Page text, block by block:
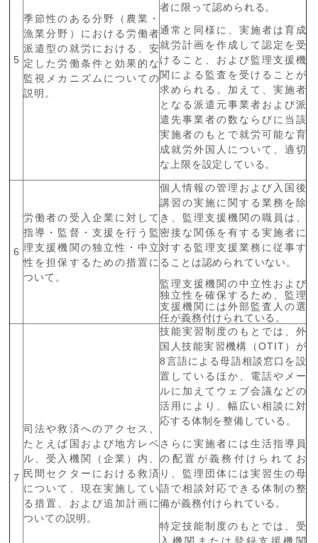
5
季節性のある分野（農業・
漁業分野）における労働者
派遣型の就労における、安
定した労働条件と効果的な
監視メカニズムについての
説明。
者に限って認められる。
通常と同様に、実施者は育成
就労計画を作成して認定を受
けること、および監理支援機
関による監査を受けることが
求められる。加えて、実施者
となる派遣元事業者および派
遣先事業者の数ならびに当該
実施者のもとで就労可能な育
成就労外国人について、適切
な上限を設定している。
6
労働者の受入企業に対して
指導・監督・支援を行う監
理支援機関の独立性・中立
性を担保するための措置に
ついて。
個人情報の管理および入国後
講習の実施に関する業務を除
き、監理支援機関の職員は、
密接な関係を有する実施者に
対する監理支援業務に従事す
ることは認められていない。
監理支援機関の中立性および
独立性を確保するため、監理
支援機関には外部監査人の選
任が義務付けられている。
7
司法や救済へのアクセス、
たとえば国および地方レベ
ル、受入機関（企業）内、
民間セクターにおける救済
について、現在実施してい
る措置、および追加計画に
ついての説明。
技能実習制度のもとでは、外
国人技能実習機構（OTIT）が
8言語による母語相談窓口を設
置しているほか、電話やメー
ルに加えてウェブ会議などの
活用により、幅広い相談に対
応する体制を整備している。
さらに実施者には生活指導員
の配置が義務付けられてお
り、監理団体には実習生の母
語で相談対応できる体制の整
備が義務付けられている。
特定技能制度のもとでは、受